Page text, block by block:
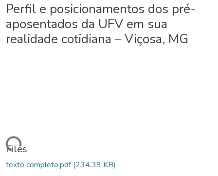
Perfil e posicionamentos dos pré-
aposentados da UFV em sua
realidade cotidiana – Viçosa, MG
Files
texto completo.pdf(234.39 KB)